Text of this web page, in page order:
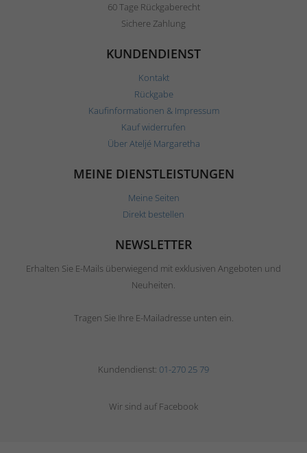
60 Tage Rückgaberecht
Sichere Zahlung
KUNDENDIENST
Kontakt
Rückgabe
Kaufinformationen & Impressum
Kauf widerrufen
Über Ateljé Margaretha
MEINE DIENSTLEISTUNGEN
Meine Seiten
Direkt bestellen
NEWSLETTER
Erhalten Sie E-Mails überwiegend mit exklusiven Angeboten und
Neuheiten.
Tragen Sie Ihre E-Mailadresse unten ein.
Kundendienst: 01-270 25 79
Wir sind auf Facebook